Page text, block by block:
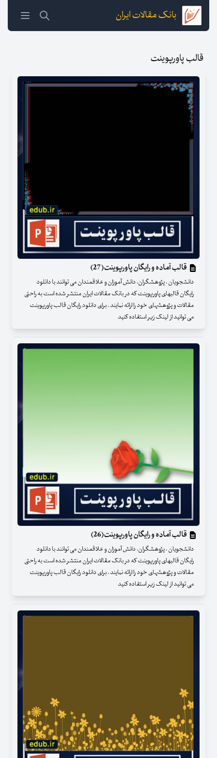
بانک مقالات ایران
قالب پاورپوینت
قالب آماده و رایگان پاورپوینت(27)
دانشجویان ، پژوهشگران، دانش آموزان و علاقمندان می توانند با دانلود
رایگان قالبهای پاورپوینت که در بانک مقالات ایران منتشر شده است به راحتی
مقالات و پژوهشهای خود را ارائه نمایند . برای دانلود رایگان قالب پاورپوینت
می توانید از لینک زیر استفاده کنید
قالب آماده و رایگان پاورپوینت(26)
دانشجویان ، پژوهشگران، دانش آموزان و علاقمندان می توانند با دانلود
رایگان قالبهای پاورپوینت که در بانک مقالات ایران منتشر شده است به راحتی
مقالات و پژوهشهای خود را ارائه نمایند . برای دانلود رایگان قالب پاورپوینت
می توانید از لینک زیر استفاده کنید